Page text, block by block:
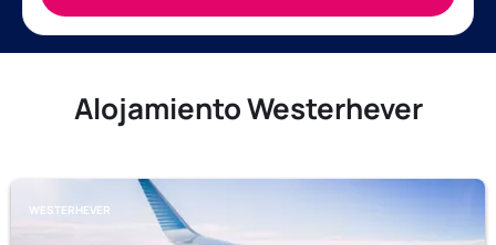
Alojamiento Westerhever
WESTERHEVER